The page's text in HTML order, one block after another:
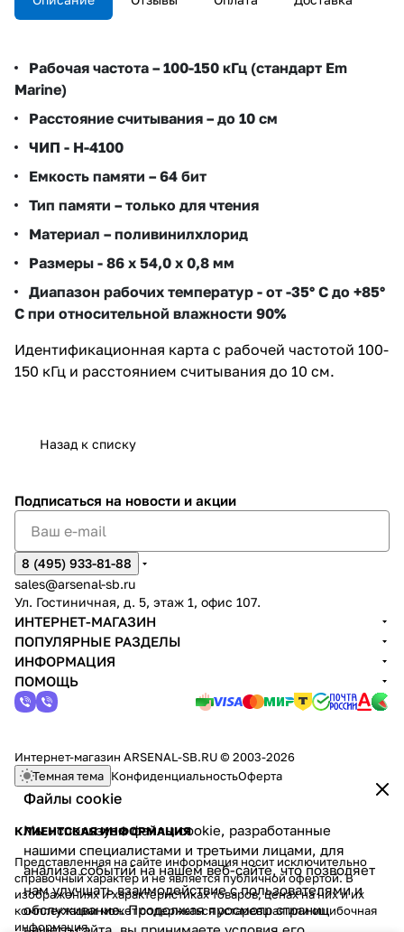
Рабочая частота – 100-150 кГц (стандарт Em
Marine)
Расстояние считывания – до 10 см
ЧИП - Н-4100
Емкость памяти – 64 бит
Тип памяти – только для чтения
Материал – поливинилхлорид
Размеры - 86 х 54,0 х 0,8 мм
Диапазон рабочих температур - от -35° С до +85°
С при относительной влажности 90%
Идентификационная карта с рабочей частотой 100-
150 кГц и расстоянием считывания до 10 см.
Назад к списку
Файлы cookie
Мы используем файлы cookie, разработанные
нашими специалистами и третьими лицами, для
анализа событий на нашем веб-сайте, что позволяет
нам улучшать взаимодействие с пользователями и
обслуживание. Продолжая просмотр страниц
Подписаться на новости и акции
8 (495) 933-81-88
sales@arsenal-sb.ru
Ул. Гостиничная, д. 5, этаж 1, офис 107.
ИНТЕРНЕТ-МАГАЗИН
ПОПУЛЯРНЫЕ РАЗДЕЛЫ
ИНФОРМАЦИЯ
ПОМОЩЬ
Интернет-магазин ARSENAL-SB.RU © 2003-2026
Темная тема КонфиденциальностьОферта
КЛИЕНТСКАЯ ИНФОРМАЦИЯ
Представленная на сайте информация носит исключительно
справочный характер и не является публичной офертой. В
изображениях и характеристиках товаров, ценах на них и их
комплектации может содержаться устаревшая или ошибочная
информация.